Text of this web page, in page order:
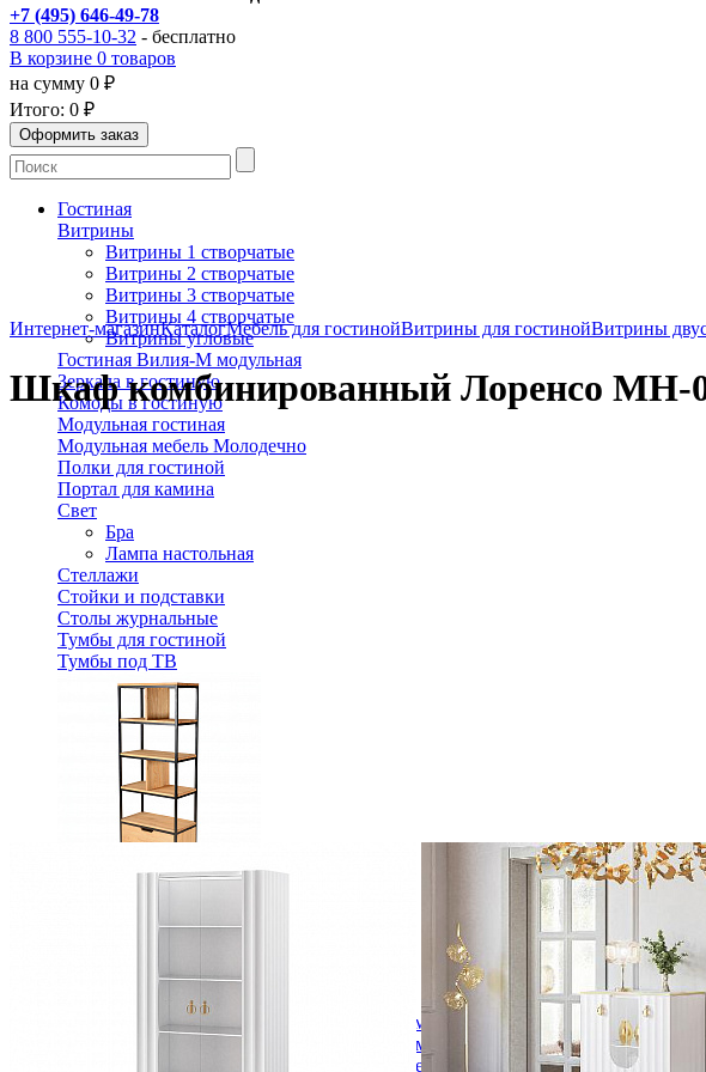
+7 (495) 646-49-78
8 800 555-10-32 - бесплатно
В корзине 0 товаров
на сумму 0 ₽
Итого: 0 ₽
Гостиная
Витрины
Витрины 1 створчатые
Витрины 2 створчатые
Витрины 3 створчатые
Витрины 4 створчатые
Витрины угловые
Гостиная Вилия-М модульная
Зеркала в гостиную
Комоды в гостиную
Модульная гостиная
Модульная мебель Молодечно
Полки для гостиной
Портал для камина
Свет
Бра
Лампа настольная
Стеллажи
Стойки и подставки
Столы журнальные
Тумбы для гостиной
Тумбы под ТВ
Деревянные кровати с подъемным механизмом
Кровати односпальные с подъемным механизмом
Кровати двуспальные с подъемным механизмом
Интернет-магазинКаталогМебель для гостинойВитрины для гостинойВитрины
Шкаф комбинированный Лоренсо МН-